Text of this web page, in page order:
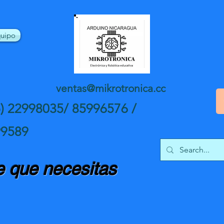
22998035/ 85996576 /
ventas@mikrotronica.cc
que necesitas